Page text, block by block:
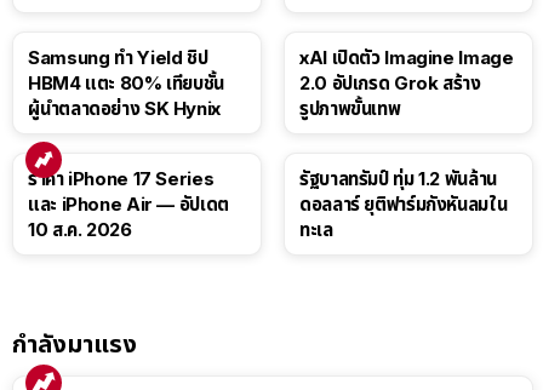
Samsung ทำ Yield ชิป
HBM4 แตะ 80% เทียบชั้น
ผู้นำตลาดอย่าง SK Hynix
xAI เปิดตัว Imagine Image
2.0 อัปเกรด Grok สร้าง
รูปภาพขั้นเทพ
ราคา iPhone 17 Series
และ iPhone Air — อัปเดต
10 ส.ค. 2026
รัฐบาลทรัมป์ ทุ่ม 1.2 พันล้าน
ดอลลาร์ ยุติฟาร์มกังหันลมใน
ทะเล
กำลังมาแรง